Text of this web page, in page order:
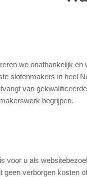
we onafhankelijk en
slotenmakers in heel
van
begrijpen.
voor u als
geen verborgen kosten